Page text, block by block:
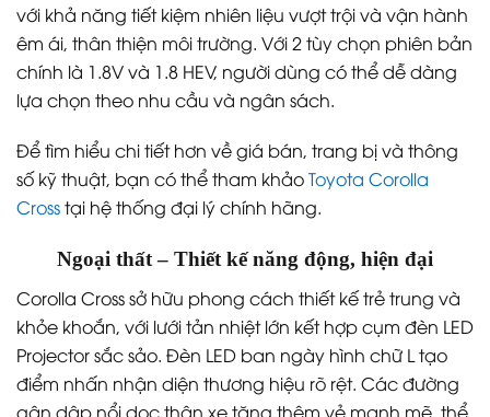
với khả năng tiết kiệm nhiên liệu vượt trội và vận hành
êm ái, thân thiện môi trường. Với 2 tùy chọn phiên bản
chính là 1.8V và 1.8 HEV, người dùng có thể dễ dàng
lựa chọn theo nhu cầu và ngân sách.
Để tìm hiểu chi tiết hơn về giá bán, trang bị và thông
số kỹ thuật, bạn có thể tham khảoToyota Corolla
Crosstại hệ thống đại lý chính hãng.
Ngoại thất – Thiết kế năng động, hiện đại
Corolla Cross sở hữu phong cách thiết kế trẻ trung và
khỏe khoắn, với lưới tản nhiệt lớn kết hợp cụm đèn LED
Projector sắc sảo. Đèn LED ban ngày hình chữ L tạo
điểm nhấn nhận diện thương hiệu rõ rệt. Các đường
gân dập nổi dọc thân xe tăng thêm vẻ mạnh mẽ, thể